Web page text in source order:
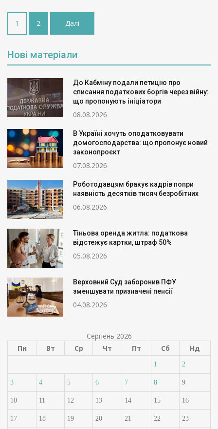
Пагінація
записів
1 2 Далі
Нові матеріали
До Кабміну подали петицію про
списання податкових боргів через війну:
що пропонують ініціатори
08.08.2026
В Україні хочуть оподатковувати
домогосподарства: що пропонує новий
законопроєкт
07.08.2026
Роботодавцям бракує кадрів попри
наявність десятків тисяч безробітних
06.08.2026
Тіньова оренда житла: податкова
відстежує картки, штраф 50%
05.08.2026
Верховний Суд заборонив ПФУ
зменшувати призначені пенсії
04.08.2026
Серпень 2026
Пн
Вт Ср Чт Пт Сб Нд
1 2
3 4 5 6 7 8 9
10 11 12 13 14 15 16
17 18 19 20 21 22 23